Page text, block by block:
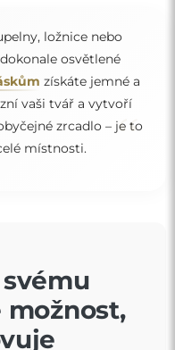
ložnice nebo
osvětlené
získáte jemné a
vaši tvář a vytvoří
zrcadlo – je to
místnosti.
“